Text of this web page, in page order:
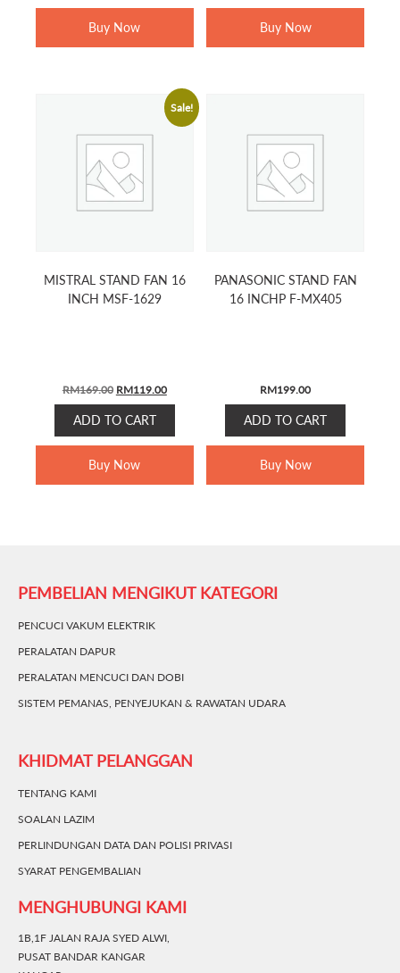
RM269.00.RM239.00.
Buy Now
RM149.00.RM89.00.
Buy Now
Sale!
MISTRAL STAND FAN 16
INCH MSF-1629
RM169.00 Original
price
was:
RM169.00.
RM119.00Current
price
RM119.00.
ADD TO CART
Buy Now
PANASONIC STAND FAN
16 INCHP F-MX405
RM199.00
ADD TO CART
Buy Now
PEMBELIAN MENGIKUT KATEGORI
PENCUCI VAKUM ELEKTRIK
PERALATAN DAPUR
PERALATAN MENCUCI DAN DOBI
SISTEM PEMANAS, PENYEJUKAN & RAWATAN UDARA
KHIDMAT PELANGGAN
TENTANG KAMI
SOALAN LAZIM
PERLINDUNGAN DATA DAN POLISI PRIVASI
SYARAT PENGEMBALIAN
MENGHUBUNGI KAMI
1B,1F JALAN RAJA SYED ALWI,
PUSAT BANDAR KANGAR